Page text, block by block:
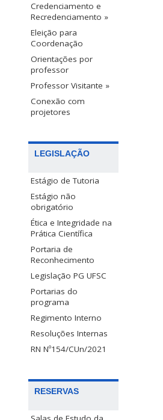
Credenciamento e
Recredenciamento »
Eleição para
Coordenação
Orientações por
professor
Professor Visitante »
Conexão com
projetores
LEGISLAÇÃO
Estágio de Tutoria
Estágio não
obrigatório
Ética e Integridade na
Prática Científica
Portaria de
Reconhecimento
Legislação PG UFSC
Portarias do
programa
Regimento Interno
Resoluções Internas
RN Nº154/CUn/2021
RESERVAS